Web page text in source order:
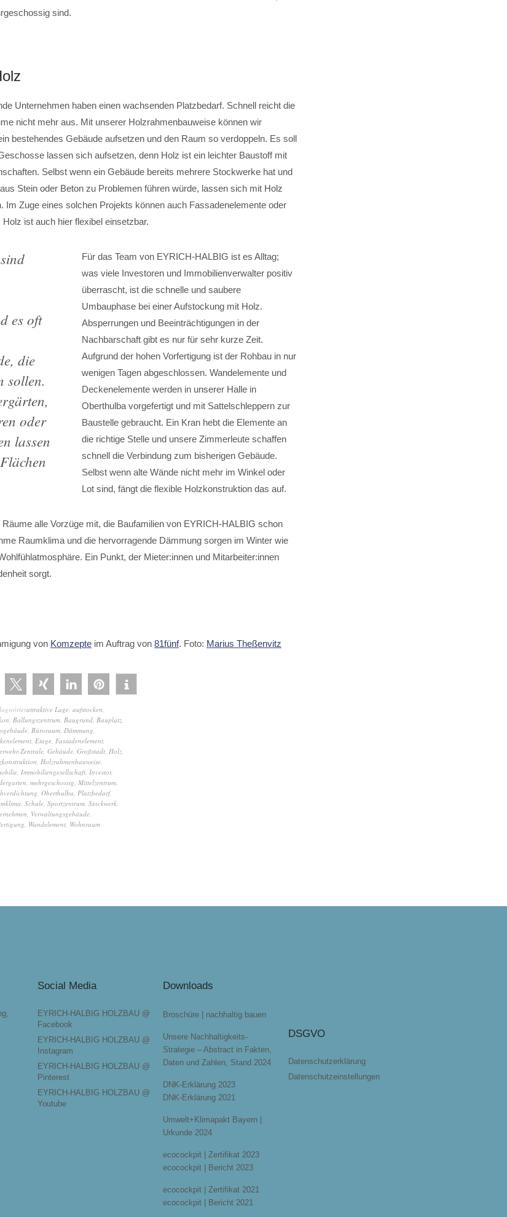
sind.
Unternehmen haben einen wachsenden Platzbedarf. Schnell reicht die
nicht mehr aus. Mit unserer Holzrahmenbauweise können wir
bestehendes Gebäude aufsetzen und den Raum so verdoppeln. Es soll
lassen sich aufsetzen, denn Holz ist ein leichter Baustoff mit
Selbst wenn ein Gebäude bereits mehrere Stockwerke hat und
Stein oder Beton zu Problemen führen würde, lassen sich mit Holz
Im Zuge eines solchen Projekts können auch Fassadenelemente oder
ist auch hier flexibel einsetzbar.
es oft
die
sollen.
oder
lassen
Für das Team von EYRICH-HALBIG ist es Alltag;
was viele Investoren und Immobilienverwalter positiv
überrascht, ist die schnelle und saubere
Umbauphase bei einer Aufstockung mit Holz.
Absperrungen und Beeinträchtigungen in der
Nachbarschaft gibt es nur für sehr kurze Zeit.
Aufgrund der hohen Vorfertigung ist der Rohbau in nur
wenigen Tagen abgeschlossen. Wandelemente und
Deckenelemente werden in unserer Halle in
Oberthulba vorgefertigt und mit Sattelschleppern zur
Baustelle gebraucht. Ein Kran hebt die Elemente an
die richtige Stelle und unsere Zimmerleute schaffen
schnell die Verbindung zum bisherigen Gebäude.
Selbst wenn alte Wände nicht mehr im Winkel oder
Lot sind, fängt die flexible Holzkonstruktion das auf.
Räume alle Vorzüge mit, die Baufamilien von EYRICH-HALBIG schon
Raumklima und die hervorragende Dämmung sorgen im Winter wie
Ein Punkt, der Mieter:innen und Mitarbeiter:innen
sorgt.
von Komzepte im Auftrag von 81fünf. Foto: Marius Theßenvitz
attraktive Lage aufstocken
Ballungszentrum Baugrund Bauplatz
Büroraum Dämmung
Etage Fassadenelement
Zentrale Gebäude Großstadt Holz
Holzrahmenbauweise
Immobiliengesellschaft Investor,
mehrgeschossig Mittelzentrum
Oberthulba Platzbedarf,
Schule Sportzentrum Stockwerk
Verwaltungsgebäude
Wandelement Wohnraum
Social Media
EYRICH-HALBIG HOLZBAU @
Facebook
EYRICH-HALBIG HOLZBAU @
Instagram
EYRICH-HALBIG HOLZBAU @
Pinterest
EYRICH-HALBIG HOLZBAU @
Youtube
Downloads
Broschüre | nachhaltig bauen
Unsere Nachhaltigkeits-
Strategie – Abstract in Fakten,
Daten und Zahlen, Stand 2024
DNK-Erklärung 2023
DNK-Erklärung 2021
Umwelt+Klimapakt Bayern |
Urkunde 2024
ecocockpit | Zertifikat 2023
ecocockpit | Bericht 2023
ecocockpit | Zertifikat 2021
ecocockpit | Bericht 2021
DSGVO
Datenschutzerklärung
Datenschutzeinstellungen